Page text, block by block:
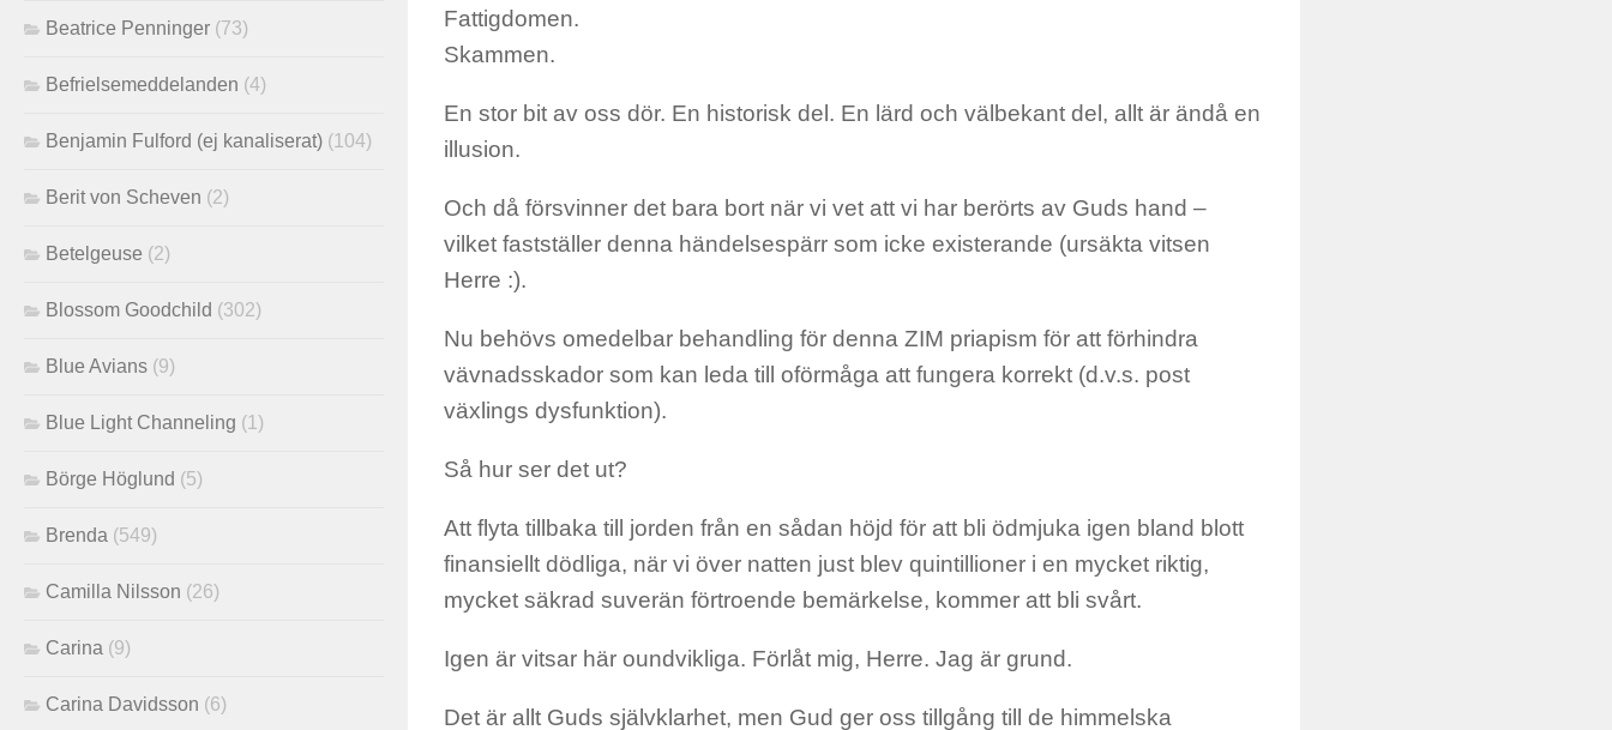
Fattigdomen.
Skammen.
En stor bit av oss dör. En historisk del. En lärd och välbekant del, allt är ändå en
illusion.
Och då försvinner det bara bort när vi vet att vi har berörts av Guds hand –
vilket fastställer denna händelsespärr som icke existerande (ursäkta vitsen
Herre :).
Nu behövs omedelbar behandling för denna ZIM priapism för att förhindra
vävnadsskador som kan leda till oförmåga att fungera korrekt (d.v.s. post
växlings dysfunktion).
Så hur ser det ut?
Att flyta tillbaka till jorden från en sådan höjd för att bli ödmjuka igen bland blott
finansiellt dödliga, när vi över natten just blev quintillioner i en mycket riktig,
mycket säkrad suverän förtroende bemärkelse, kommer att bli svårt.
Igen är vitsar här oundvikliga. Förlåt mig, Herre. Jag är grund.
Det är allt Guds självklarhet, men Gud ger oss tillgång till de himmelska
Beatrice Penninger (73)
Befrielsemeddelanden (4)
Benjamin Fulford (ej kanaliserat) (104)
Berit von Scheven (2)
Betelgeuse (2)
Blossom Goodchild (302)
Blue Avians (9)
Blue Light Channeling (1)
Börge Höglund (5)
Brenda (549)
Camilla Nilsson (26)
Carina (9)
Carina Davidsson (6)